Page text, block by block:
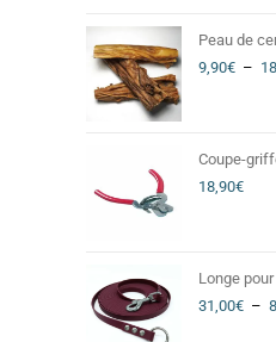
Peau de
9,90€ –
Coupe-
18,90€
Longe
31,00€ –